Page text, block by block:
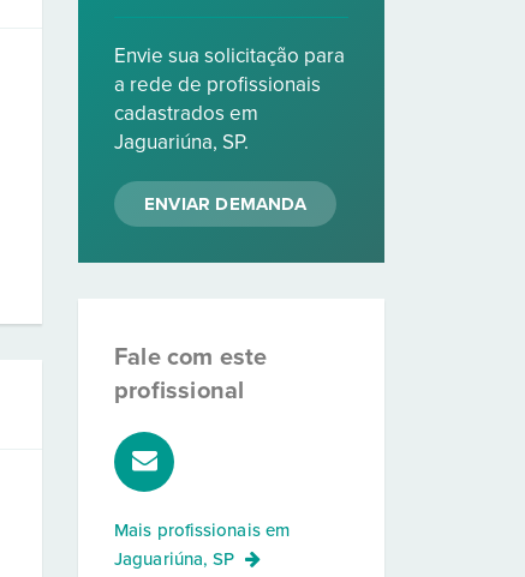
Envie sua solicitação para
a rede de profissionais
cadastrados em
Jaguariúna, SP.
ENVIAR DEMANDA
Fale com este
profissional
Mais profissionais em
Jaguariúna, SP